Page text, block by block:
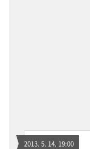
2013. 5. 14. 19:00